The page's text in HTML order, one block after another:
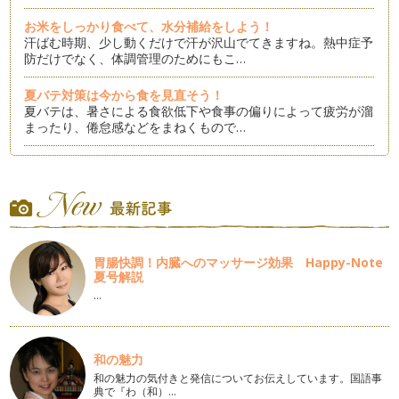
お米をしっかり食べて、水分補給をしよう！
汗ばむ時期、少し動くだけで汗が沢山でてきますね。熱中症予
防だけでなく、体調管理のためにもこ…
夏バテ対策は今から食を見直そう！
夏バテは、暑さによる食欲低下や食事の偏りによって疲労が溜
まったり、倦怠感などをまねくもので…
むことは、食事時間の延長に繋がり、…
忙しい時こそ、一汁一菜のススメ
新学期が始まり新しい環境での生活が始まった子どもたちやマ
マも多いのではないでしょうか。バタ…
心の乱れは「食」の乱れから
春は新生活の始まり、生活環境が大きく変わる時期。そんな時
期は自律神経も乱れやすく、イライラ…
お米を食べて体温を高めよう！
人間の体温は通常36.0℃～37.0℃の範囲に保たれています。
胃腸快調！内臓へのマッサージ効果 Happy-Note
夏号解説
…
和の魅力
和の魅力の気付きと発信についてお伝えしています。国語事
典で『わ（和）…